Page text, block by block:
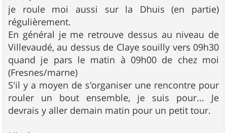
s
a
g
e
je roule moi aussi sur la Dhuis (en partie)
régulièrement.
En général je me retrouve dessus au niveau de
Villevaudé, au dessus de Claye souilly vers 09h30
quand je pars le matin à 09h00 de chez moi
(Fresnes/marne)
S'il y a moyen de s'organiser une rencontre pour
rouler un bout ensemble, je suis pour... Je
devrais y aller demain matin pour un petit tour.